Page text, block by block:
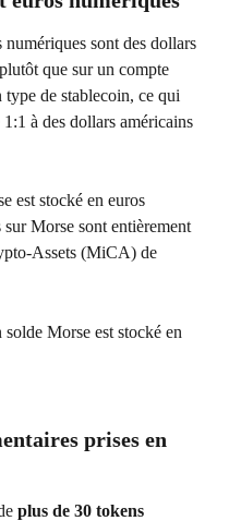
sont des dollars
que sur un compte
type de stablecoin, ce qui
à des dollars américains
est stocké en euros
Morse sont entièrement
Assets (MiCA) de
Morse est stocké en
prises en
plus de 30 tokens